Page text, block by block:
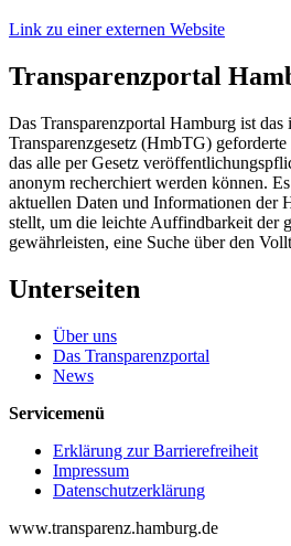
Link zu einer externen Website
Transparenzportal
Das Transparenzportal Hamburg ist das
Transparenzgesetz (HmbTG)
das alle per Gesetz
anonym recherchiert werden können.
aktuellen Daten und Informationen der
stellt, um die leichte Auffindbarkeit der
gewährleisten, eine Suche über den
Unterseiten
Über uns
Das Transparenzportal
News
Servicemenü
Erklärung zur Barrierefreiheit
Impressum
Datenschutzerklärung
www.transparenz.hamburg.de